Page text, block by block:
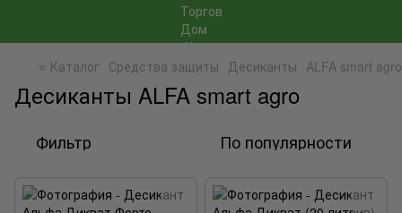
⭐ Каталог Средства защиты Десиканты ALFA smart agro
Десиканты ALFA smart agro
Фильтр По популярности